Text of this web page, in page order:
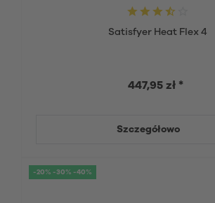
Satisfyer Heat Flex 4
447,95 zł *
Szczegółowo
-20% -30% -40%